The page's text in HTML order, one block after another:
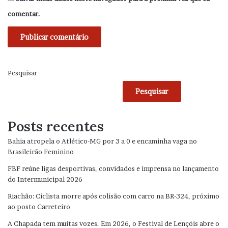
comentar.
Pesquisar
Pesquisar
Posts recentes
Bahia atropela o Atlético-MG por 3 a 0 e encaminha vaga no
Brasileirão Feminino
FBF reúne ligas desportivas, convidados e imprensa no lançamento
do Intermunicipal 2026
Riachão: Ciclista morre após colisão com carro na BR-324, próximo
ao posto Carreteiro
A Chapada tem muitas vozes. Em 2026, o Festival de Lençóis abre o